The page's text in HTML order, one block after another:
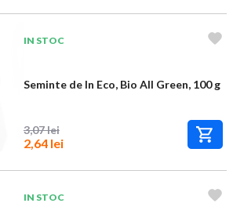
IN STOC
Seminte de In Eco, Bio All Green, 100 g
3,07 lei
2,64 lei
IN STOC